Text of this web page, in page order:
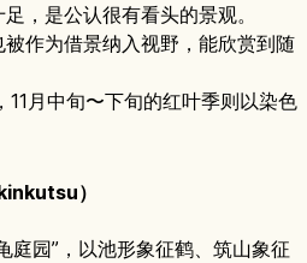
，是公认很有看头的景观。
作为借景纳入视野，能欣赏到随
月中旬〜下旬的红叶季则以染色
）
庭园”，以池形象征鹤、筑山象征